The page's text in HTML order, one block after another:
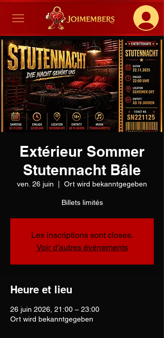
Extérieur Sommer
Stutennacht Bâle
ven. 26 juin Ort wird bekanntgegeben
Billets limités
Les inscriptions sont closes.
Voir d'autres événements
Heure et lieu
26 juin 2026, 21:00 – 23:00
Ort wird bekanntgegeben